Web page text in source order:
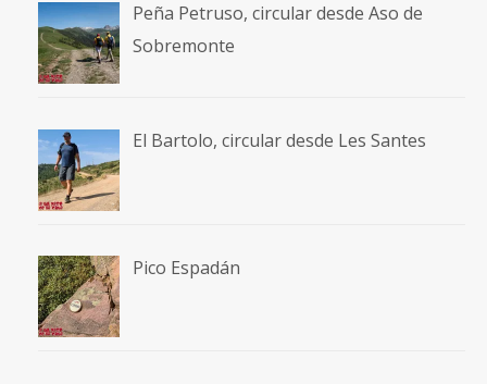
Peña Petruso, circular desde Aso de
Sobremonte
El Bartolo, circular desde Les Santes
Pico Espadán